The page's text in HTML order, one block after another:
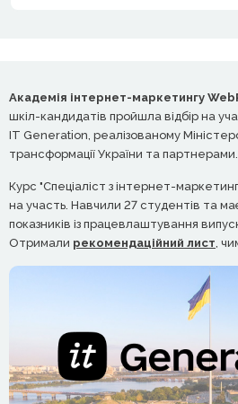
Академія інтернет-маркетингу
шкіл-кандидатів пройшла відбір на
IT Generation, реалізованому
трансформації України та партнерами.
Курс "Спеціаліст з інтернет-
на участь. Навчили 27 студентів та
показників із працевлаштування
Отримали рекомендаційний лист ,